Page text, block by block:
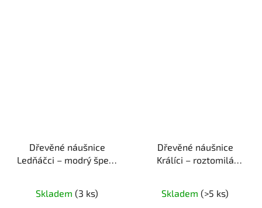
Dřevěné náušnice
Ledňáčci – modrý šperk
milovnice přírody
Skladem (3 ks)
Dřevěné náušnice
Králíci – roztomilá
milovnice zvířat
Skladem (>5 ks)